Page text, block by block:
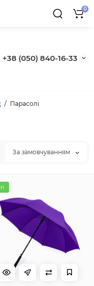
+38 (050) 840-16-33
0
Парасолі
За замовчуванням